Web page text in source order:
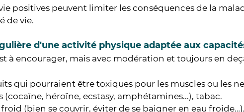
positives peuvent limiter les conséquences de la
de vie.
d'une activité physique adaptée aux
à encourager, mais avec modération et toujours en
qui pourraient être toxiques pour les muscles ou les
héroïne, ecstasy, amphétamines...), tabac.
(bien se couvrir, éviter de se baigner en eau